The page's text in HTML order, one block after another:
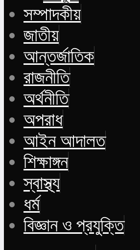
সম্পাদকীয়
জাতীয়
আন্তর্জাতিক
রাজনীতি
অর্থনীতি
অপরাধ
আইন আদালত
শিক্ষাঙ্গন
স্বাস্থ্য
ধর্ম
বিজ্ঞান ও প্রযুক্তি